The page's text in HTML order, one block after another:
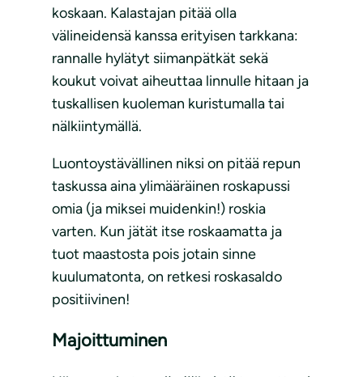
koskaan. Kalastajan pitää olla
välineidensä kanssa erityisen tarkkana:
rannalle hylätyt siimanpätkät sekä
koukut voivat aiheuttaa linnulle hitaan ja
tuskallisen kuoleman kuristumalla tai
nälkiintymällä.
Luontoystävällinen niksi on pitää repun
taskussa aina ylimääräinen roskapussi
omia (ja miksei muidenkin!) roskia
varten. Kun jätät itse roskaamatta ja
tuot maastosta pois jotain sinne
kuulumatonta, on retkesi roskasaldo
positiivinen!
Majoittuminen